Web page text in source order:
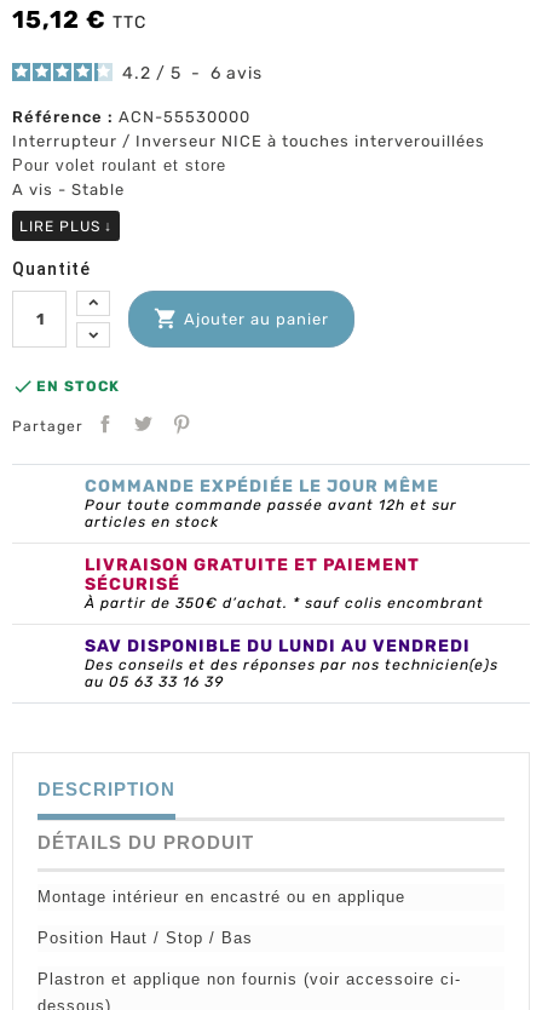
15,12 € TTC
4.2 / 5 - 6 avis
Référence : ACN-55530000
Interrupteur / Inverseur NICE à touches interverouillées
Pour volet roulant et store
A vis - Stable
LIRE PLUS ↓
Quantité
 Ajouter au panier
 EN STOCK
Partager
COMMANDE EXPÉDIÉE LE JOUR MÊME
Pour toute commande passée avant 12h et sur
articles en stock
LIVRAISON GRATUITE ET PAIEMENT
SÉCURISÉ
À partir de 350€ d’achat. * sauf colis encombrant
SAV DISPONIBLE DU LUNDI AU VENDREDI
Des conseils et des réponses par nos technicien(e)s
au 05 63 33 16 39
DESCRIPTION
DÉTAILS DU PRODUIT
Montage intérieur en encastré ou en applique
Position Haut / Stop / Bas
Plastron et applique non fournis (voir accessoire ci-
dessous)